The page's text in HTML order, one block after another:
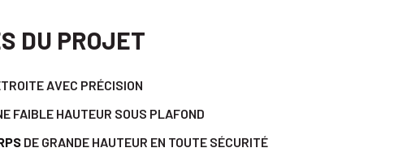
DU PROJET
AVEC PRÉCISION
FAIBLE HAUTEUR SOUS PLAFOND
DE GRANDE HAUTEUR EN TOUTE SÉCURITÉ